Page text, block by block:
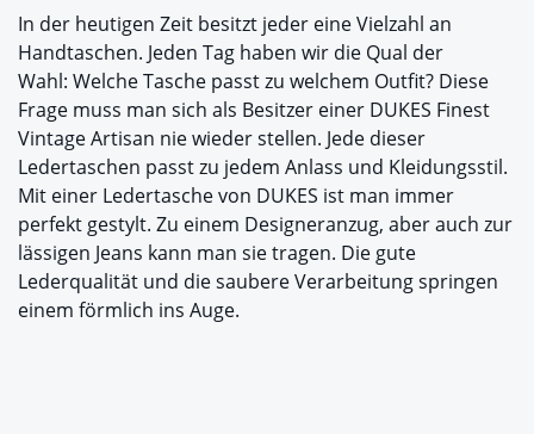
In der heutigen Zeit besitzt jeder eine Vielzahl an
Handtaschen. Jeden Tag haben wir die Qual der
Wahl: Welche Tasche passt zu welchem Outfit? Diese
Frage muss man sich als Besitzer einer DUKES Finest
Vintage Artisan nie wieder stellen. Jede dieser
Ledertaschen passt zu jedem Anlass und Kleidungsstil.
Mit einer Ledertasche von DUKES ist man immer
perfekt gestylt. Zu einem Designeranzug, aber auch zur
lässigen Jeans kann man sie tragen. Die gute
Lederqualität und die saubere Verarbeitung springen
einem förmlich ins Auge.